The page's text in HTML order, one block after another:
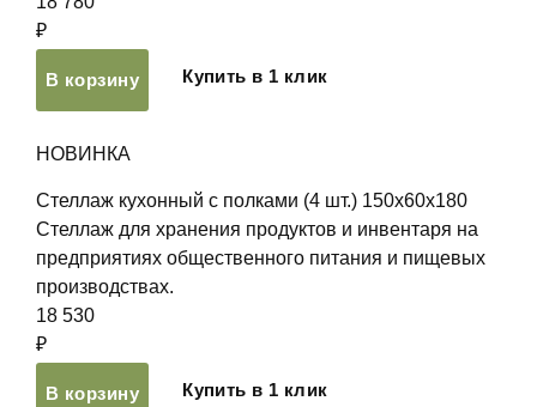
₽
В корзину Купить в 1 клик
НОВИНКА
Стеллаж кухонный с полками (4 шт.) 150х60х180
Стеллаж для хранения продуктов и инвентаря на
предприятиях общественного питания и пищевых
производствах.
18 530
₽
В корзину Купить в 1 клик